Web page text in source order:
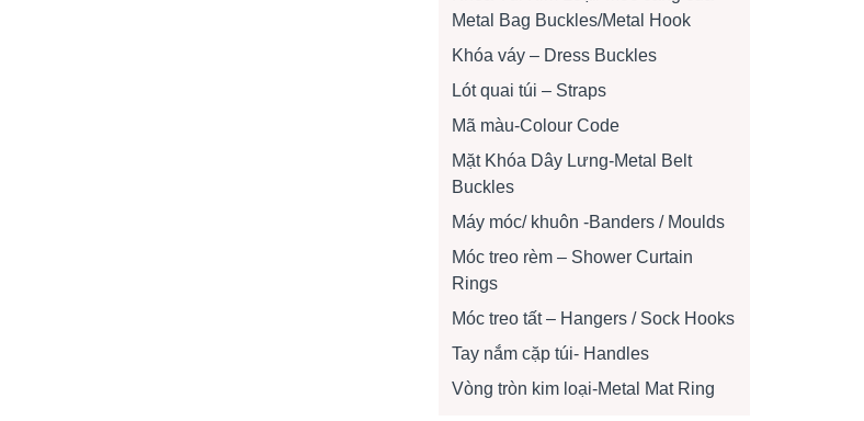
Metal Bag Buckles/Metal Hook
Khóa váy – Dress Buckles
Lót quai túi – Straps
Mã màu-Colour Code
Mặt Khóa Dây Lưng-Metal Belt
Buckles
Máy móc/ khuôn -Banders / Moulds
Móc treo rèm – Shower Curtain
Rings
Móc treo tất – Hangers / Sock Hooks
Tay nắm cặp túi- Handles
Vòng tròn kim loại-Metal Mat Ring